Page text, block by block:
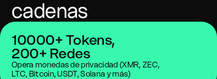
cadenas
10000+ Tokens,
200+ Redes
Opera monedas de privacidad (XMR, ZEC,
LTC, Bitcoin, USDT, Solana y más)